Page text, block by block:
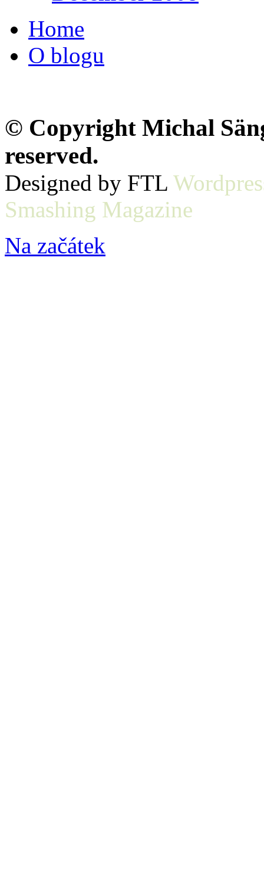
Home
O blogu
© Copyright Michal
reserved.
Designed by FTL
Smashing Magazine
Na začátek